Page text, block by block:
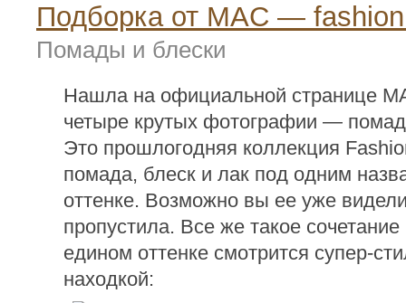
Подборка от MAC —
Помады и блески
Нашла на официальной странице
четыре крутых фотографии —
Это прошлогодняя коллекция
помада, блеск и лак под одним
оттенке. Возможно вы ее уже
пропустила. Все же такое сочетание
едином оттенке смотрится супер-
находкой: